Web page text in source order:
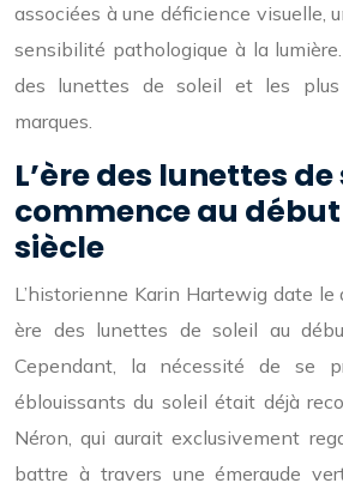
associées à une déficience visuelle,
sensibilité pathologique à la
des lunettes de soleil et les
marques.
L’ère des lunettes
commence au
siècle
L’historienne Karin Hartewig date
ère des lunettes de soleil au
Cependant, la nécessité de se
éblouissants du soleil était déjà
Néron, qui aurait exclusivement
battre à travers une émeraude